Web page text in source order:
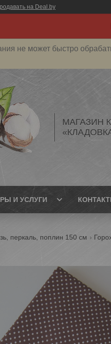
на Deal.by
не может быстро
МАГАЗИН
И УСЛУГИ
перкаль, поплин 150 см